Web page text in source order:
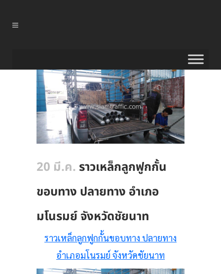
20 มี.ค. ราวเหล็กลูกฟูกกั้น
ขอบทาง ปลายทาง อำเภอ
มโนรมย์ จังหวัดชัยนาท
ราวเหล็กลูกฟูกกั้นขอบทาง ปลายทาง
อำเภอมโนรมย์ จังหวัดชัยนาท